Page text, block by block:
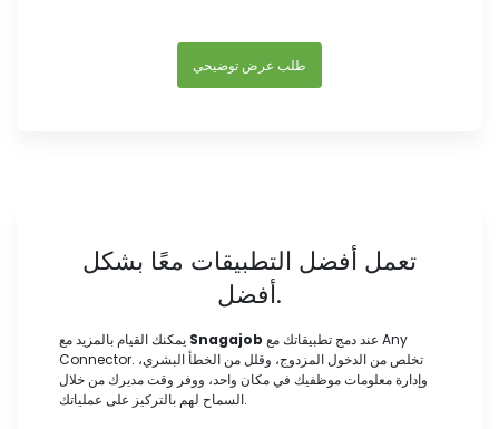
طلب عرض توضيحي
تعمل أفضل التطبيقات معًا بشكل
أفضل.
Snagajob عند دمج تطبيقاتك مع Any
Connector. تخلص من الدخول المزدوج، وقلل من الخطأ البشري،
وإدارة معلومات موظفيك في مكان واحد، ووفر وقت مديرك من خلال
السماح لهم بالتركيز على عملياتك.